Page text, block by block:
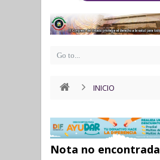
INICIO
Nota no encontrada